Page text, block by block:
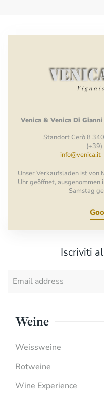
Venica & Venica Di Gianni
Standort Cerò 8
info@venica.it
Unser Verkaufsladen ist von
Uhr geöffnet, ausgenommen
Samstag
Iscriviti
Weine
Weissweine
Rotweine
Wine Experience